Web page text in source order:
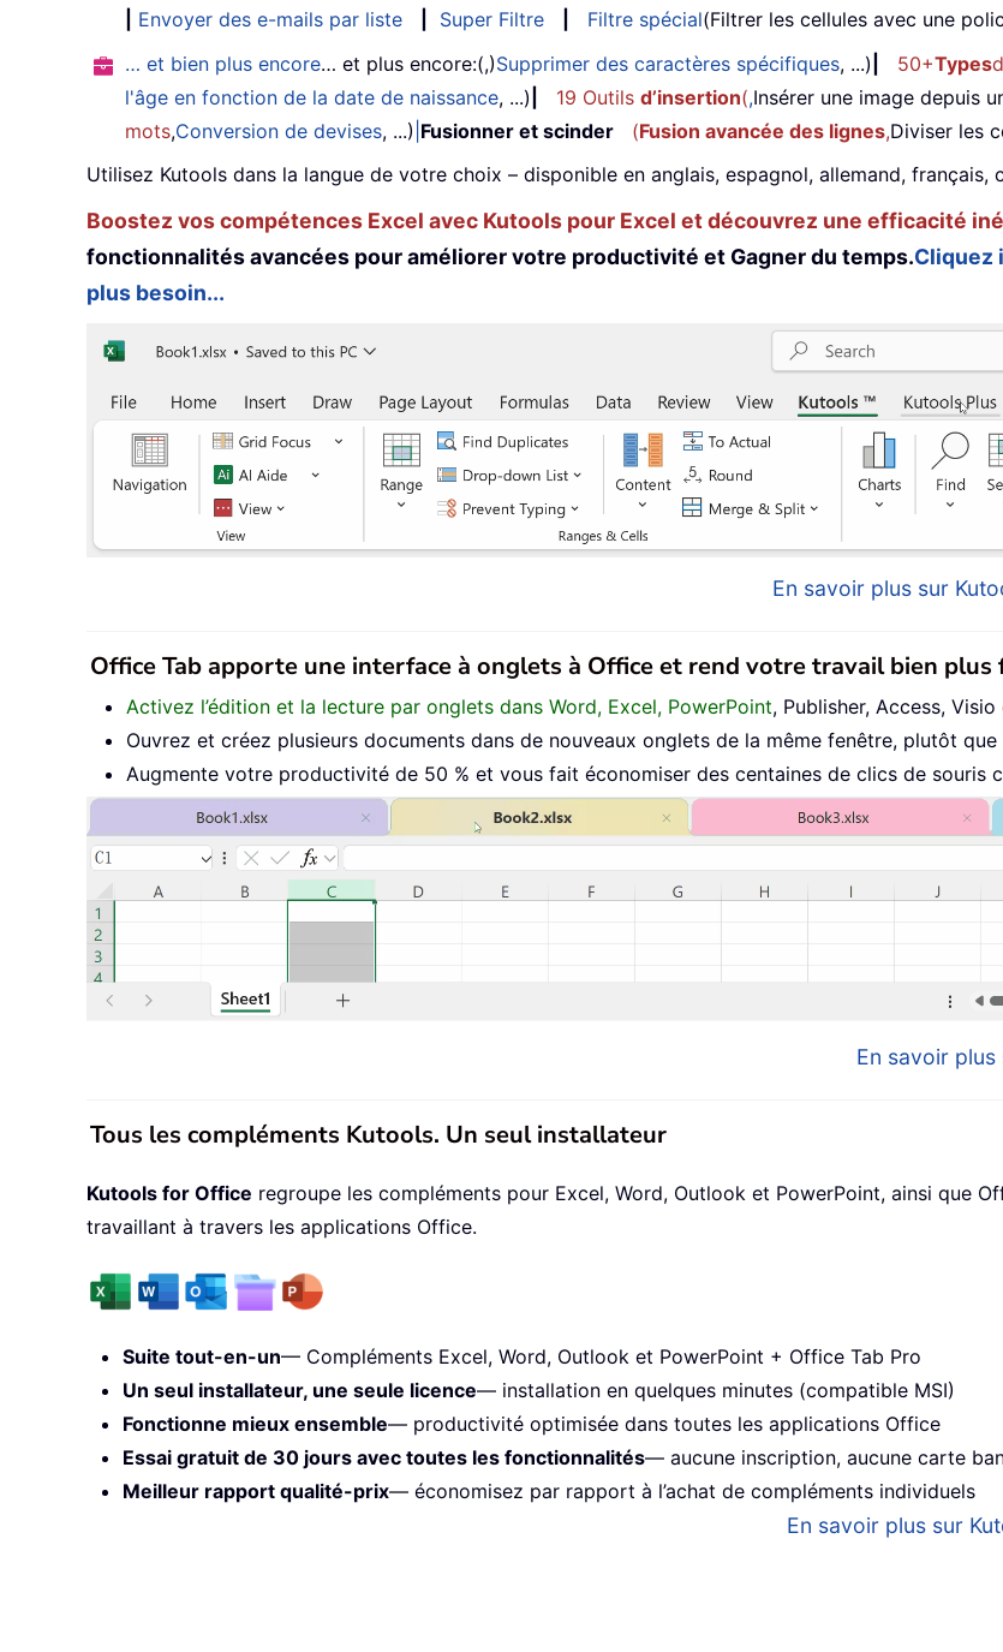
Envoyer des e-mails par liste Super Filtre Filtre spécial(Filtrer les cellules avec une
… et bien plus encore… et plus encore:(,)Supprimer des caractères spécifiques, ...) 50+Types
l'âge en fonction de la date de naissance, ...) 19 Outils d’insertion(,Insérer une image depuis
mots,Conversion de devises, ...) Fusionner et scinder (Fusion avancée des lignes,Diviser les
Utilisez Kutools dans la langue de votre choix – disponible en anglais, espagnol, allemand, français,
Boostez vos compétences Excel avec Kutools pour Excel et découvrez une efficacité
fonctionnalités avancées pour améliorer votre productivité et Gagner du temps.Cliquez
plus besoin...
En savoir plus sur
Office Tab apporte une interface à onglets à Office et rend votre travail bien plus
Activez l’édition et la lecture par onglets dans Word, Excel, PowerPoint, Publisher, Access,
Ouvrez et créez plusieurs documents dans de nouveaux onglets de la même fenêtre, plutôt
Augmente votre productivité de 50 % et vous fait économiser des centaines de clics de souris
En savoir plus
Tous les compléments Kutools. Un seul installateur
Kutools for Office regroupe les compléments pour Excel, Word, Outlook et PowerPoint, ainsi que
travaillant à travers les applications Office.
Suite tout-en-un— Compléments Excel, Word, Outlook et PowerPoint + Office Tab Pro
Un seul installateur, une seule licence— installation en quelques minutes (compatible MSI)
Fonctionne mieux ensemble— productivité optimisée dans toutes les applications Office
Essai gratuit de 30 jours avec toutes les fonctionnalités— aucune inscription, aucune carte
Meilleur rapport qualité-prix— économisez par rapport à l’achat de compléments individuels
En savoir plus sur